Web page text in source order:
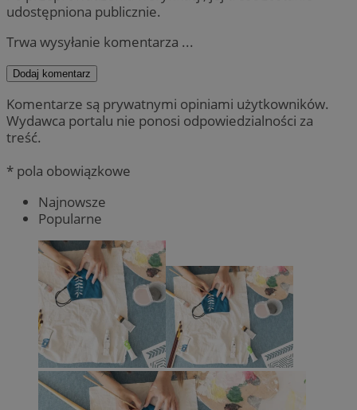
udostępniona publicznie.
Trwa wysyłanie komentarza ...
Dodaj komentarz
Komentarze są prywatnymi opiniami użytkowników.
Wydawca portalu nie ponosi odpowiedzialności za
treść.
* pola obowiązkowe
Najnowsze
Popularne